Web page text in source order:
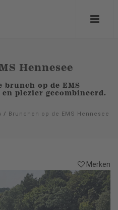
Hennesee
brunch op de EMS
plezier gecombineerd.
/ Brunchen op de EMS Hennesee
Merken